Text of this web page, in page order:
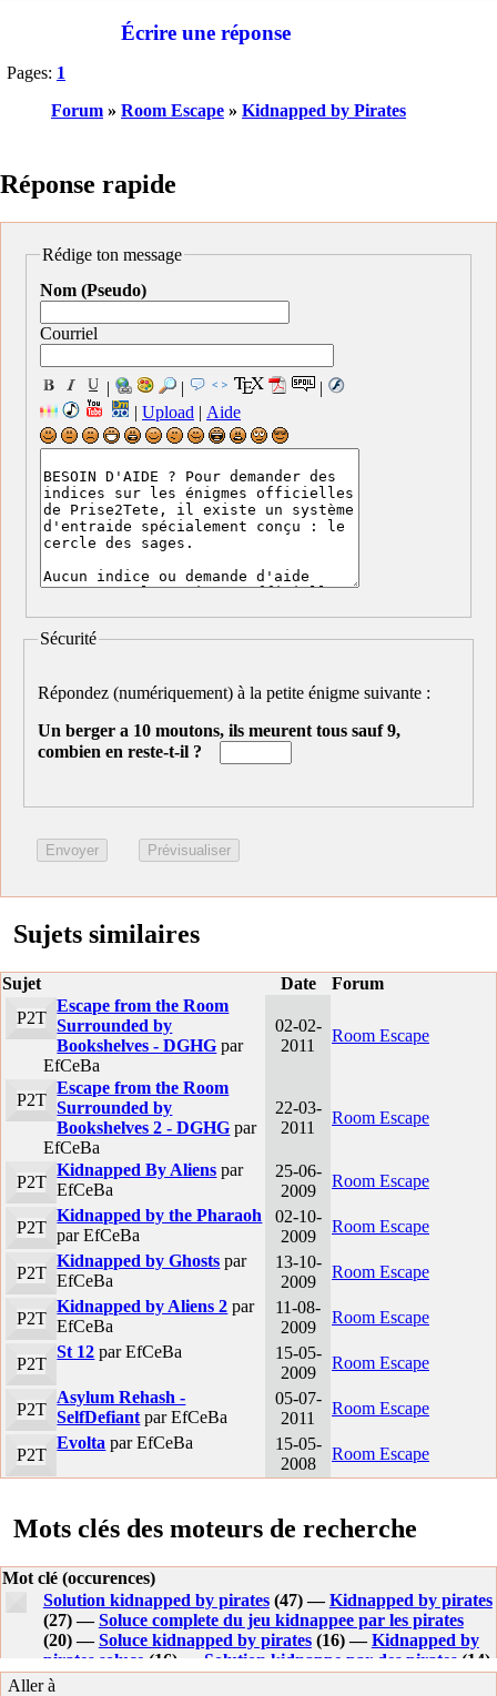
Écrire une réponse
Pages: 1
Forum » Room Escape » Kidnapped by Pirates
Réponse rapide
Rédige ton message
Nom (Pseudo)
Courriel
| |
|
| Upload | Aide
Sécurité
Répondez (numériquement) à la petite énigme suivante :
Un berger a 10 moutons, ils meurent tous sauf 9,
combien en reste-t-il ?
Sujets similaires
Sujet Date
Forum
P2T
Escape from the Room
Surrounded by
Bookshelves - DGHG par
EfCeBa
02-02-
2011
Room Escape
P2T
Escape from the Room
Surrounded by
Bookshelves 2 - DGHG par
EfCeBa
22-03-
2011
Room Escape
P2T
Kidnapped By Aliens par
EfCeBa
25-06-
2009
Room Escape
P2T
Kidnapped by the Pharaoh
par EfCeBa
02-10-
2009
Room Escape
P2T
Kidnapped by Ghosts par
EfCeBa
13-10-
2009
Room Escape
P2T
Kidnapped by Aliens 2 par
EfCeBa
11-08-
2009
Room Escape
P2T
St 12 par EfCeBa
15-05-
2009
Room Escape
P2T
Asylum Rehash -
SelfDefiant par EfCeBa
05-07-
2011
Room Escape
P2T
Evolta par EfCeBa
15-05-
2008
Room Escape
Mots clés des moteurs de recherche
Mot clé (occurences)
Solution kidnapped by pirates(47) —Kidnapped by pirates
(27) —Soluce complete du jeu kidnappee par les pirates
(20) —Soluce kidnapped by pirates(16) —Kidnapped by
pirates soluce (16) — Solution kidnappe par des pirates(14)
—
Aller à